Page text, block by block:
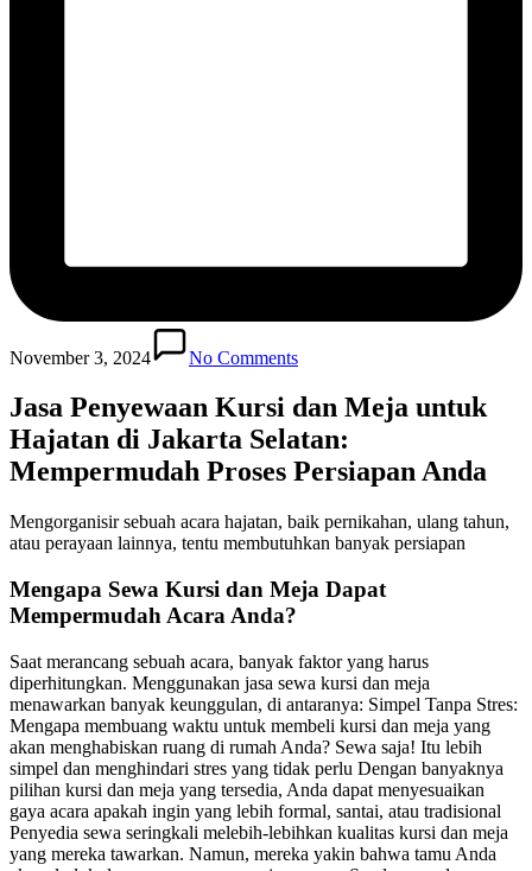
November 3, 2024 No Comments
Jasa Penyewaan Kursi dan Meja untuk
Hajatan di Jakarta Selatan:
Mempermudah Proses Persiapan Anda
Mengorganisir sebuah acara hajatan, baik pernikahan, ulang tahun,
atau perayaan lainnya, tentu membutuhkan banyak persiapan
Mengapa Sewa Kursi dan Meja Dapat
Mempermudah Acara Anda?
Saat merancang sebuah acara, banyak faktor yang harus
diperhitungkan. Menggunakan jasa sewa kursi dan meja
menawarkan banyak keunggulan, di antaranya: Simpel Tanpa Stres:
Mengapa membuang waktu untuk membeli kursi dan meja yang
akan menghabiskan ruang di rumah Anda? Sewa saja! Itu lebih
simpel dan menghindari stres yang tidak perlu Dengan banyaknya
pilihan kursi dan meja yang tersedia, Anda dapat menyesuaikan
gaya acara apakah ingin yang lebih formal, santai, atau tradisional
Penyedia sewa seringkali melebih-lebihkan kualitas kursi dan meja
yang mereka tawarkan. Namun, mereka yakin bahwa tamu Anda